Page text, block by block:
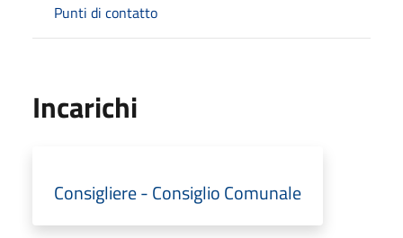
Punti di contatto
Incarichi
Consigliere - Consiglio Comunale